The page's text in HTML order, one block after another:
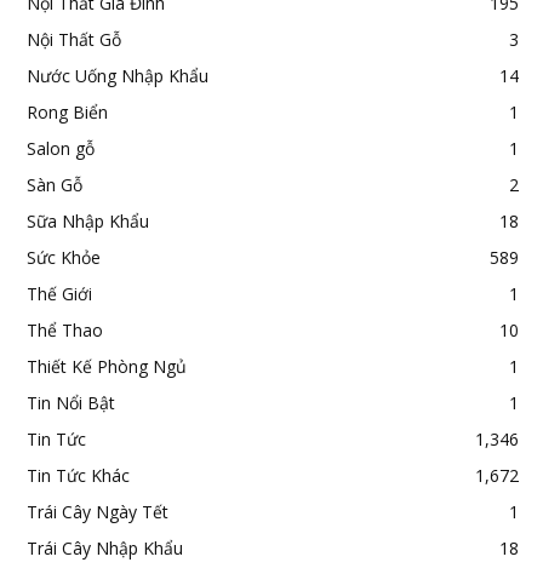
Nội Thất Gỗ
3
Nước Uống Nhập Khẩu
14
Rong Biển
1
Salon gỗ
1
Sàn Gỗ
2
Sữa Nhập Khẩu
18
Sức Khỏe
589
Thế Giới
1
Thể Thao
10
Thiết Kế Phòng Ngủ
1
Tin Nổi Bật
1
Tin Tức
1,346
Tin Tức Khác
1,672
Trái Cây Ngày Tết
1
Trái Cây Nhập Khẩu
18